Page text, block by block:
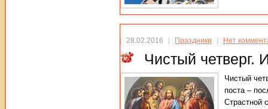
28.02.2016 Праздники Нет
Чистый четверг.
Чистый
поста –
Страстной